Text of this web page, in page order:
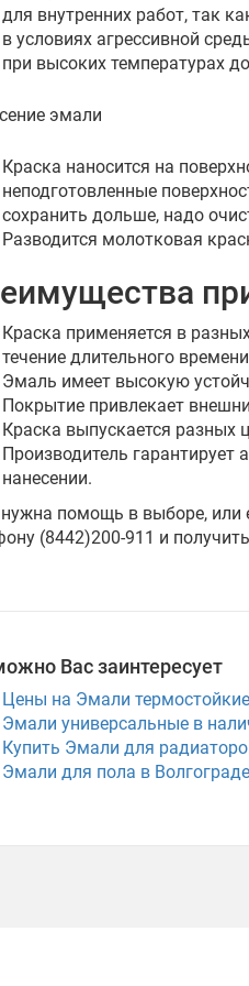
для внутренних работ, так
в условиях агрессивной
при высоких температурах
эмали
Краска наносится на
неподготовленные
сохранить дольше, надо
Разводится молотковая
Краска применяется в
течение длительного
Эмаль имеет высокую
Покрытие привлекает
Краска выпускается разных
Производитель гарантирует
нанесении.
нужна помощь в выборе, или
(8442)200-911 и
Вас заинтересует
Цены на Эмали
Эмали универсальные в
Купить Эмали для
Эмали для пола в Волгограде